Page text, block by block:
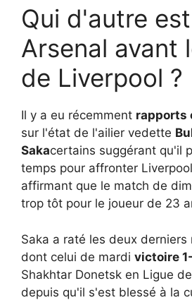
Qui d'autre
Arsenal avant
de Liverpool ?
Il y a eu récemment rapports
sur l'état de l'ailier vedette
Sakacertains suggérant qu'il
temps pour affronter
affirmant que le match de
trop tôt pour le joueur de 23
Saka a raté les deux derniers
dont celui de mardi victoire
Shakhtar Donetsk en Ligue
depuis qu'il s'est blessé à la